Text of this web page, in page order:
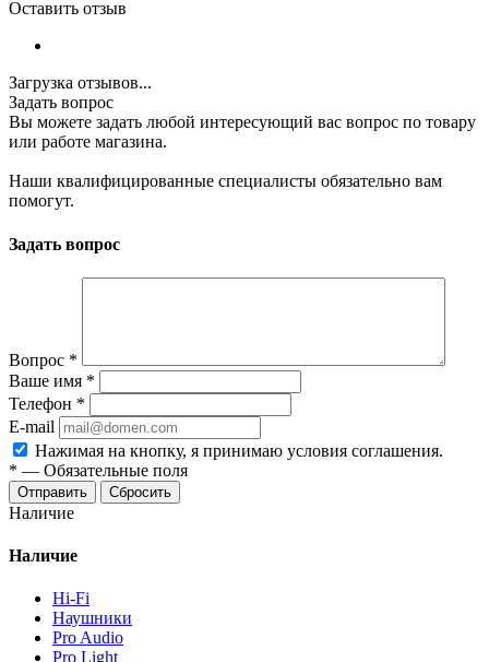
Оставить отзыв
Загрузка отзывов...
Задать вопрос
Вы можете задать любой интересующий вас вопрос по товару
или работе магазина.
Наши квалифицированные специалисты обязательно вам
помогут.
Задать вопрос
Вопрос *
Ваше имя *
Телефон *
E-mail
Нажимая на кнопку, я принимаю условия соглашения.
* — Обязательные поля
Отправить Сбросить
Наличие
Наличие
Hi-Fi
Наушники
Pro Audio
Pro Light